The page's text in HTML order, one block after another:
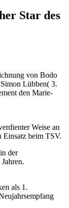
Star des
von Bodo
Lübben( 3.
den Marie-
Weise an
Einsatz beim TSV.
der
als 1.